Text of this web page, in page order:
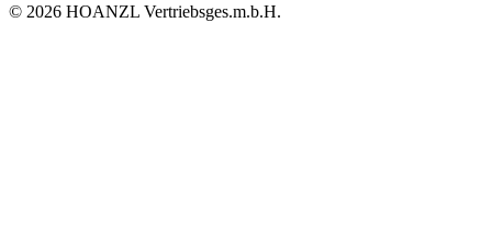
© 2026 HOANZL Vertriebsges.m.b.H.